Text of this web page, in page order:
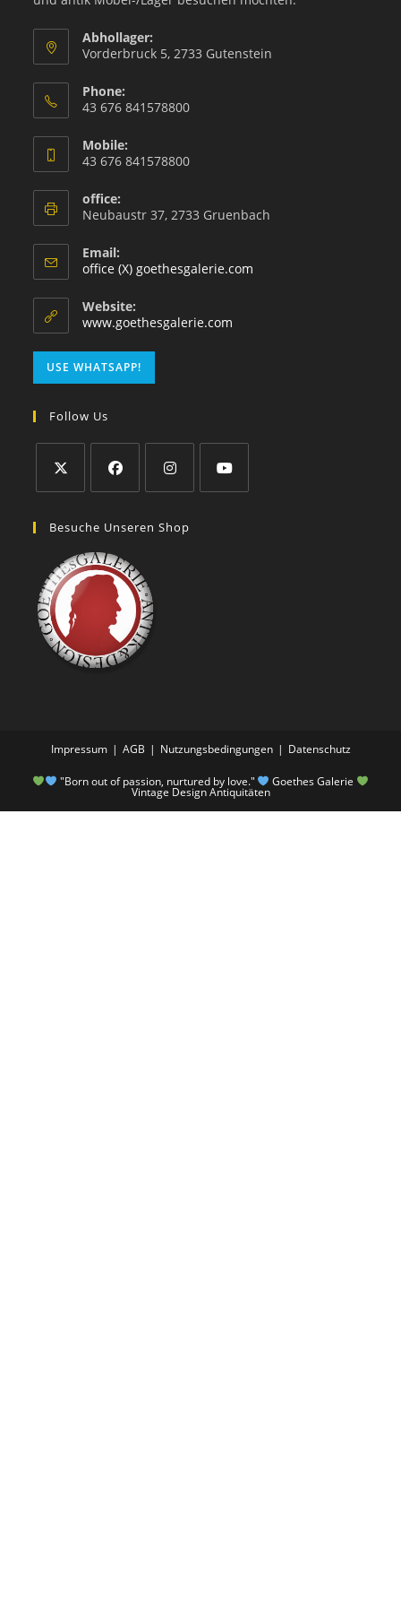
Abhollager:
Vorderbruck 5, 2733 Gutenstein
Phone:
43 676 841578800
Mobile:
43 676 841578800
office:
Neubaustr 37, 2733 Gruenbach
Email:
office (X) goethesgalerie.com
Website:
www.goethesgalerie.com
USE WHATSAPP!
Follow Us
Besuche Unseren Shop
Impressum AGB Nutzungsbedingungen Datenschutz
"Born out of passion, nurtured by love." Goethes Galerie
Vintage Design Antiquitäten